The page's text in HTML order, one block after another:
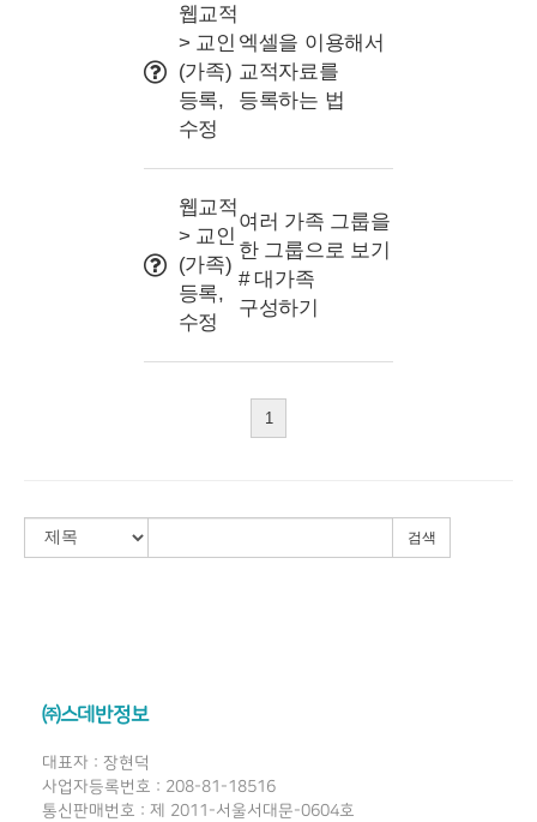
웹교적
> 교인
(가족)
등록,
수정
엑셀을 이용해서
교적자료를
등록하는 법
웹교적
> 교인
(가족)
등록,
수정
여러 가족 그룹을
한 그룹으로 보기
# 대가족
구성하기
1
검색
㈜스데반정보
대표자 : 장현덕
사업자등록번호 : 208-81-18516
통신판매번호 : 제 2011-서울서대문-0604호